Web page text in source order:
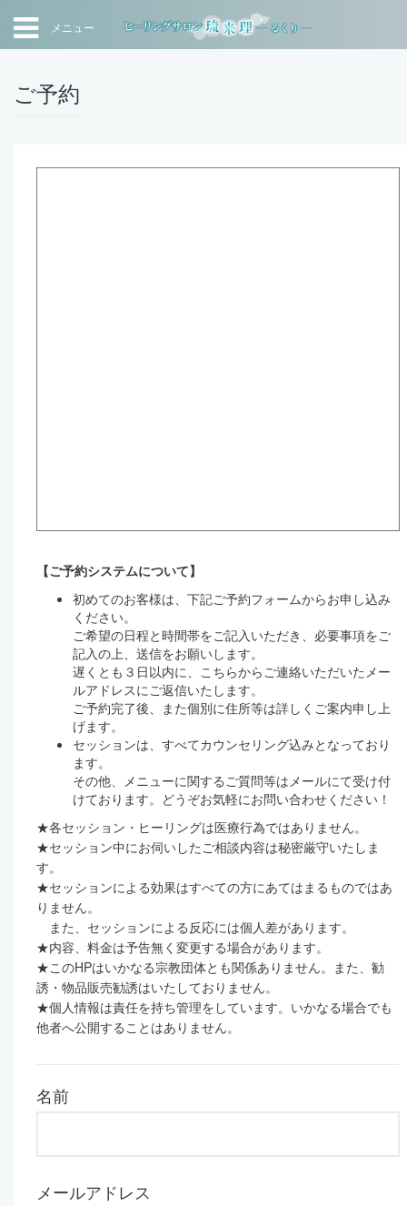
メニュー
ご予約
【ご予約システムについて】
初めてのお客様は、下記ご予約フォームからお申し込み
ください。
ご希望の日程と時間帯をご記入いただき、必要事項をご
記入の上、送信をお願いします。
遅くとも３日以内に、こちらからご連絡いただいたメー
ルアドレスにご返信いたします。
ご予約完了後、また個別に住所等は詳しくご案内申し上
げます。
セッションは、すべてカウンセリング込みとなっており
ます。
その他、メニューに関するご質問等はメールにて受け付
けております。どうぞお気軽にお問い合わせください！
★各セッション・ヒーリングは医療行為ではありません。
★セッション中にお伺いしたご相談内容は秘密厳守いたしま
す。
★セッションによる効果はすべての方にあてはまるものではあ
りません。
また、セッションによる反応には個人差があります。
★内容、料金は予告無く変更する場合があります。
★このHPはいかなる宗教団体とも関係ありません。また、勧
誘・物品販売勧誘はいたしておりません。
★個人情報は責任を持ち管理をしています。いかなる場合でも
他者へ公開することはありません。
名前
メールアドレス